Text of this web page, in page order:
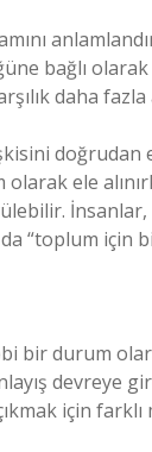
bağlı
daha
doğrudan
ele
“toplum için
bir durum
devreye
için